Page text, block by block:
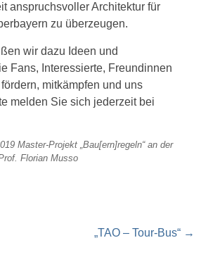
anspruchsvoller Architektur für
zu überzeugen.
wir dazu Ideen und
Fans, Interessierte, Freundinnen
mitkämpfen und uns
melden Sie sich jederzeit bei
Master-Projekt „Bau[ern]regeln“ an der
Florian Musso
„TAO – Tour-Bus“ →